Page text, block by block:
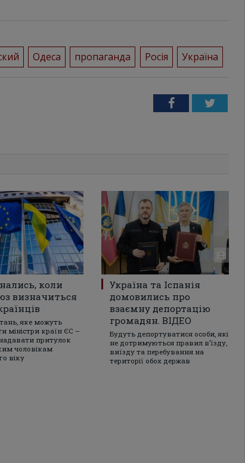
Одеса пропаганда Росія Україна
FacebookTwitter
коли
визначиться
яке можуть
міністри країн ЄС –
притулок
чоловікам
віку
Україна та Іспанія
домовились про
взаємну депортацію
громадян. ВІДЕО
Будуть депортуватися особи, які
не дотримуються правил в’їзду,
виїзду та перебування на
території обох держав